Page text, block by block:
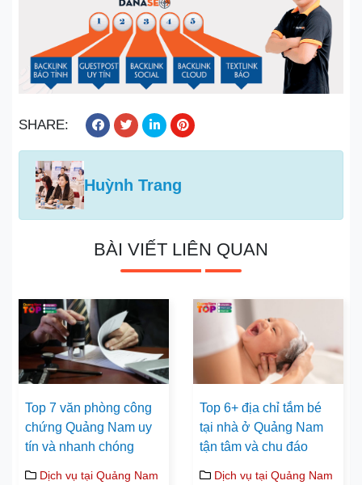
SHARE:
Huỳnh Trang
BÀI VIẾT LIÊN QUAN
Top 7 văn phòng công
chứng Quảng Nam uy
tín và nhanh chóng
Dịch vụ tại Quảng Nam
Top 6+ địa chỉ tắm bé
tại nhà ở Quảng Nam
tận tâm và chu đáo
Dịch vụ tại Quảng Nam